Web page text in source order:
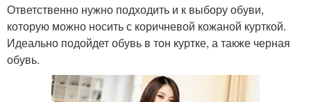
Ответственно нужно подходить и к выбору обуви,
которую можно носить с коричневой кожаной курткой.
Идеально подойдет обувь в тон куртке, а также черная
обувь.